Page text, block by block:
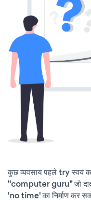
कुछ व्यवसाय पहले try स्वयं
"computer guru" जो
'no time' का निर्माण कर